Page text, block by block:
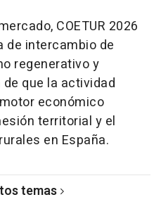
COETUR 2026
de intercambio de
regenerativo y
que la actividad
económico
territorial y el
en España.
temas